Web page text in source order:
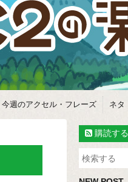
今週のアクセル・フレーズ ネタ
購読する